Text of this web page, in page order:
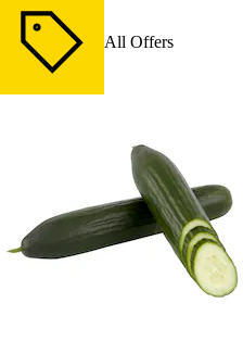
All Offers